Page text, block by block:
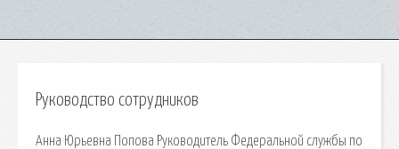
Руководство сотрудников
Анна Юрьевна Попова Руководитель Федеральной службы по